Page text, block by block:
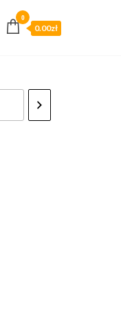
0
0.00zł